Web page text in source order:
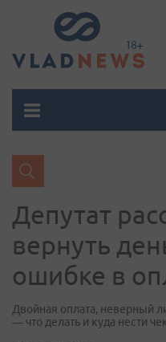
Депутат
вернуть
ошибке в
Двойная оплата, неверный
— что делать и куда нести